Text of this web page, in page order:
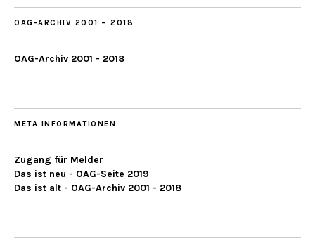
OAG-ARCHIV 2001 – 2018
OAG-Archiv 2001 - 2018
META INFORMATIONEN
Zugang für Melder
Das ist neu - OAG-Seite 2019
Das ist alt - OAG-Archiv 2001 - 2018